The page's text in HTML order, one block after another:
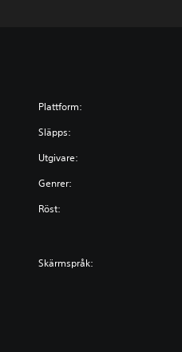
Plattform:
Släpps:
Utgivare:
Genrer:
Röst:
Skärmspråk: